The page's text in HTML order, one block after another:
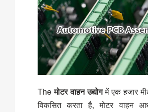
Theमोटर वाहन उद्योगमें एक हजार
विकसित करता है, मोटर वाहन